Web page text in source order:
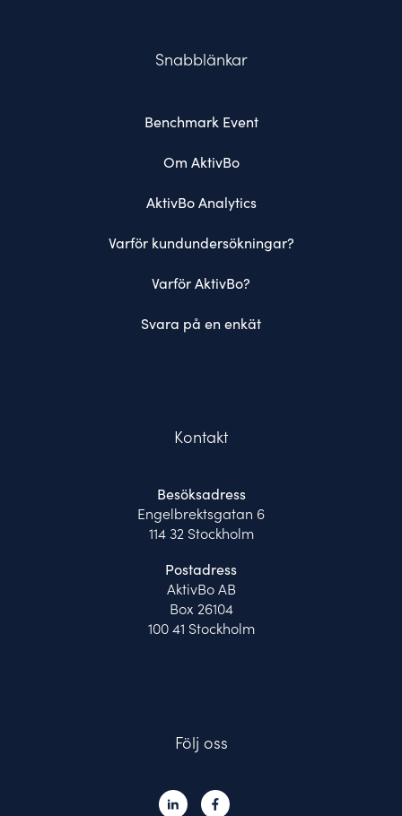
Snabblänkar
Benchmark Event
Om AktivBo
AktivBo Analytics
Varför kundundersökningar?
Varför AktivBo?
Svara på en enkät
Kontakt
Besöksadress
Engelbrektsgatan 6
114 32 Stockholm
Postadress
AktivBo AB
Box 26104
100 41 Stockholm
Följ oss